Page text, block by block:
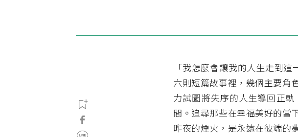
「我怎麼會讓我的人生走到
六則短篇故事裡，幾個主要角
力試圖將失序的人生導回正
間。追尋那些在幸福美好的當
昨夜的煙火，是永遠在彼端的